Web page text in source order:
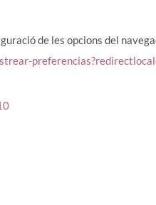
de les opcions del